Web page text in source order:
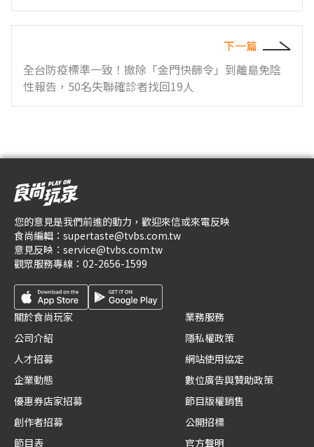
下一篇
全台防疫標準一致！撤除「金門快篩令」到離島免陰
性報告，50名失聯確診者找回19人
您的意見是我們前進的動力，歡迎來信或來電反映
食尚編輯： supertaste@tvbs.com.tw
意見反映： service@tvbs.com.tw
觀眾服務專線： 02-2656-1599
關於食尚玩家
公司介紹
人才招募
企業動態
優惠券店家招募
創作者招募
節目表
業務服務
隱私權政策
網站使用協定
數位廣告與贊助政策
節目版權銷售
公開招標
官方聲明